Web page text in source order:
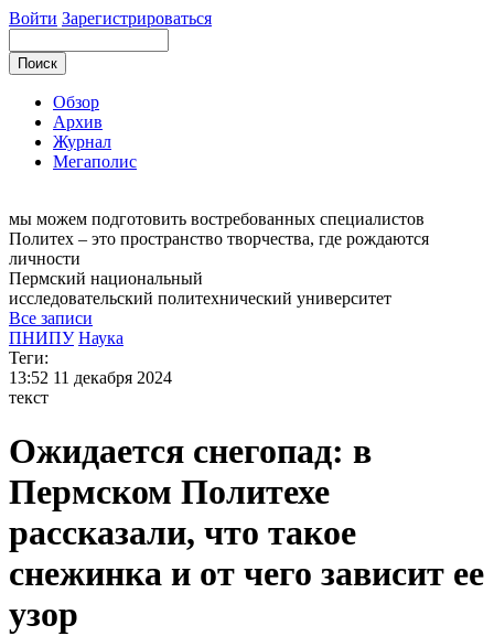
Войти Зарегистрироваться
Обзор
Архив
Журнал
Мегаполис
мы можем подготовить востребованных специалистов
Политех – это пространство творчества, где рождаются
личности
Пермский национальный
исследовательский политехнический университет
Все записи
ПНИПУ Наука
Теги:
13:52 11 декабря 2024
текст
Ожидается снегопад: в
Пермском Политехе
рассказали, что такое
снежинка и от чего зависит ее
узор